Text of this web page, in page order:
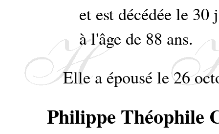
et est décédée le
à l'âge de 88 ans.
Elle a épousé le 26
Philippe Théophile